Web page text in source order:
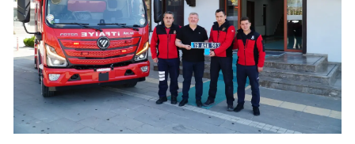
Batman
Şırnak
Bartın
Ardahan
Iğdır